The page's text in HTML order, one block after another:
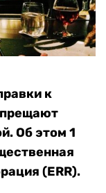
к
Об этом 1
(ERR).